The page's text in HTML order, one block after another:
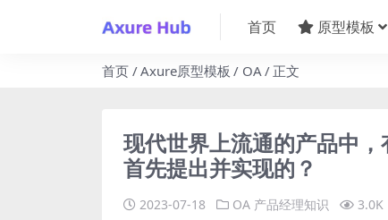
首页 原型模板
首页 Axure原型模板 OA 正文
现代世界上流通的产品中
首先提出并实现的？
2023-07-18 OA 产品经理知识 3.0K